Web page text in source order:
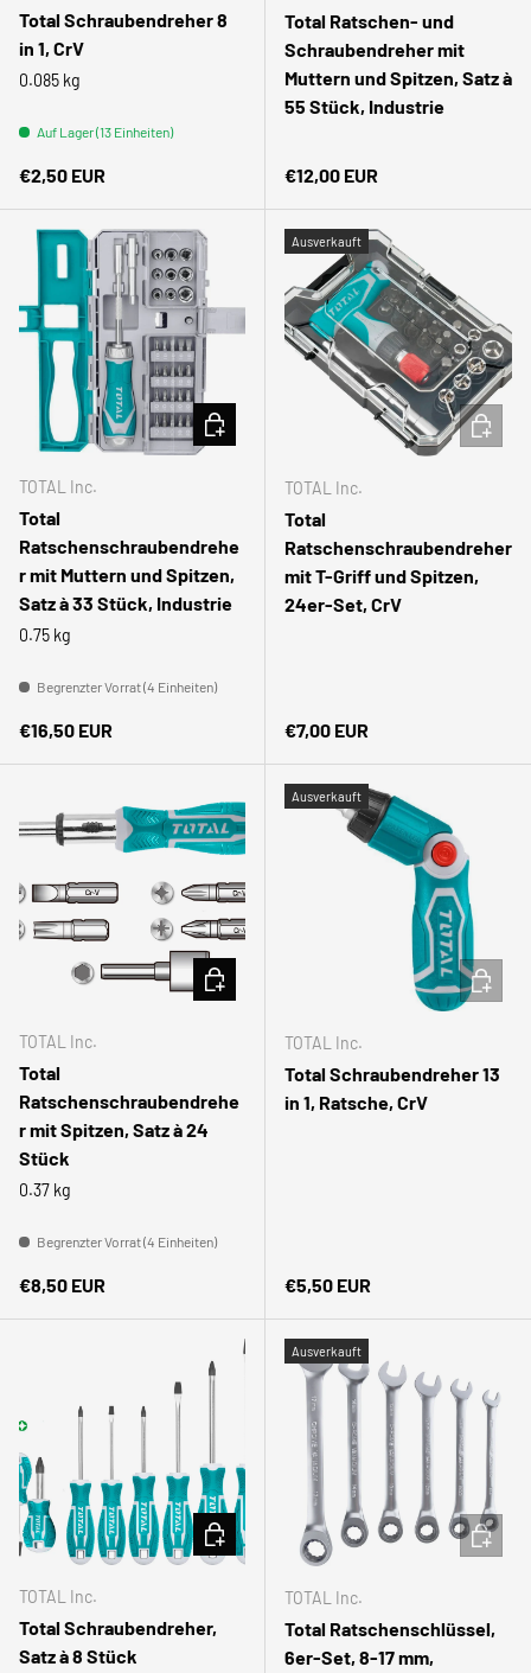
Total Schraubendreher 8
in 1, CrV
0.085 kg
Auf Lager (13 Einheiten)
Normaler Preis
€2,50 EUR
Total Ratschen- und
Schraubendreher mit
Muttern und Spitzen, Satz à
55 Stück, Industrie
Normaler Preis
€12,00 EUR
TOTAL Inc.
Total
Ratschenschraubendrehe
r mit Muttern und Spitzen,
Satz à 33 Stück, Industrie
0.75 kg
Begrenzter Vorrat (4 Einheiten)
Normaler Preis
€16,50 EUR
IN DEN WARENKORB
Ausverkauft
TOTAL Inc.
Total
Ratschenschraubendreher
mit T-Griff und Spitzen,
24er-Set, CrV
Normaler Preis
€7,00 EUR
IN DEN
TOTAL Inc.
Total
Ratschenschraubendrehe
r mit Spitzen, Satz à 24
Stück
0.37 kg
Begrenzter Vorrat (4 Einheiten)
Normaler Preis
€8,50 EUR
IN DEN WARENKORB
Ausverkauft
TOTAL Inc.
Total Schraubendreher 13
in 1, Ratsche, CrV
Normaler Preis
€5,50 EUR
IN DEN
TOTAL Inc.
Total Schraubendreher,
Satz à 8 Stück
IN DEN WARENKORB
Ausverkauft
TOTAL Inc.
Total Ratschenschlüssel,
6er-Set, 8-17 mm,
IN DEN